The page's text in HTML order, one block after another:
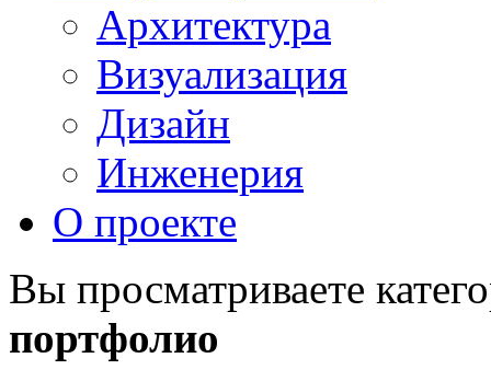
Архитектура
Визуализация
Дизайн
Инженерия
О проекте
Вы просматриваете
портфолио